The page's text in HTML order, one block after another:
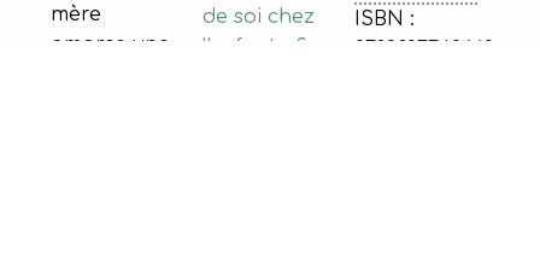
mère
amorce une
de soi chez
l'enfant afin
ISBN :